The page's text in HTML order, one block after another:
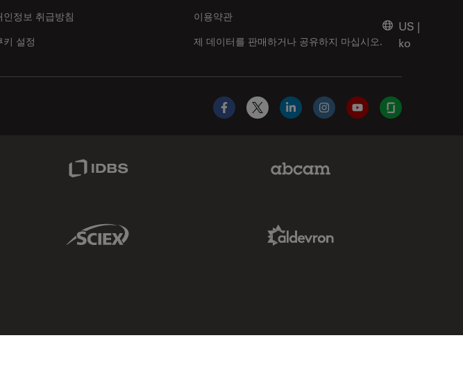
인정보 취급방침
제 데이터를 판매하거나 공유하지 마십시오.
이용약관
키 설정
US |
ko
Facebook
X LinkedInInstagramYouTubeGlassdoor
Sciex Link